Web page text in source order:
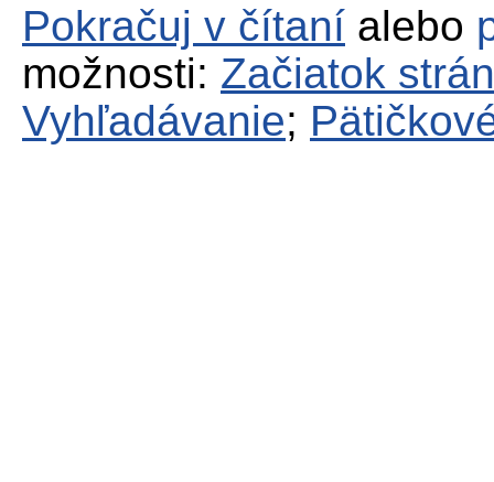
Pokračuj v čítaní alebo
možnosti: Začiatok
Vyhľadávanie;